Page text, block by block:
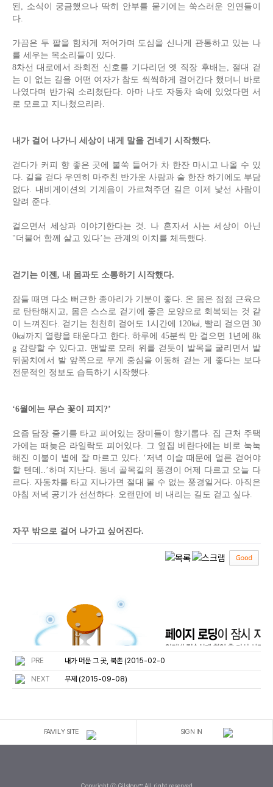
된, 소식이 궁금했으나 딱히 안부를 묻기에는 쑥스러운 인연들이
다.
가끔은 두 팔을 힘차게 저어가며 도심을 신나게 관통하고 있는 나
를 세우는 목소리들이 있다.
8차선 대로에서 좌회전 신호를 기다리던 옛 직장 후배는, 절대 걷
는 이 없는 길을 어떤 여자가 참도 씩씩하게 걸어간다 했더니 바로
나였다며 반가워 소리쳤단다. 아마 나도 자동차 속에 있었다면 서
로 모르고 지나쳤으리라.
내가 걸어 나가니 세상이 내게 말을 건네기 시작했다.
걷다가 커피 향 좋은 곳에 불쑥 들어가 차 한잔 마시고 나올 수 있
다. 길을 걷다 우연히 마주친 반가운 사람과 술 한잔 하기에도 부담
없다. 내비게이션의 기계음이 가르쳐주던 길은 이제 낯선 사람이
알려 준다.
걸으면서 세상과 이야기한다는 것. 나 혼자서 사는 세상이 아닌
"더불어 함께 살고 있다’는 관계의 이치를 체득했다.
걷기는 이젠, 내 몸과도 소통하기 시작했다.
잠들 때면 다소 뻐근한 종아리가 기분이 좋다. 온 몸은 점점 근육으
로 탄탄해지고, 몸은 스스로 걷기에 좋은 모양으로 회복되는 것 같
이 느껴진다. 걷기는 천천히 걸어도 1시간에 120㎉, 빨리 걸으면 30
0㎉까지 열량을 태운다고 한다. 하루에 45분씩 만 걸으면 1년에 8k
g 감량할 수 있다고. 맨발로 모래 위를 걷듯이 발목을 굴리면서 발
뒤꿈치에서 발 앞쪽으로 무게 중심을 이동해 걷는 게 좋다는 보다
전문적인 정보도 습득하기 시작했다.
‘6월에는 무슨 꽃이 피지?’
요즘 담장 줄기를 타고 피어있는 장미들이 향기롭다. 집 근처 주택
가에는 때늦은 라일락도 피어있다. 그 옆집 베란다에는 비로 눅눅
해진 이불이 볕에 잘 마르고 있다. ‘저녁 이슬 때문에 얼른 걷어야
할 텐데..’하며 지난다. 동네 골목길의 풍경이 어제 다르고 오늘 다
르다. 자동차를 타고 지나가면 절대 볼 수 없는 풍경일거다. 아직은
아침 저녁 공기가 선선하다. 오랜만에 비 내리는 길도 걷고 싶다.
자꾸 밖으로 걸어 나가고 싶어진다.
PRE 내가 머문 그 곳, 북촌 (2015-02-0
NEXT 무제 (2015-09-08)
FAMILY SITE SIGN IN